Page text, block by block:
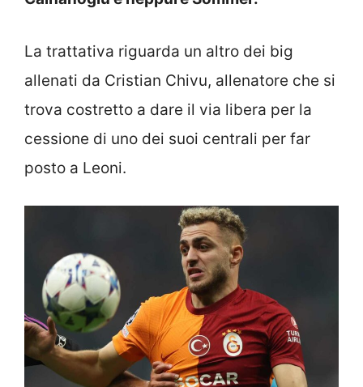
La trattativa riguarda un altro dei big
allenati da Cristian Chivu, allenatore che si
trova costretto a dare il via libera per la
cessione di uno dei suoi centrali per far
posto a Leoni.